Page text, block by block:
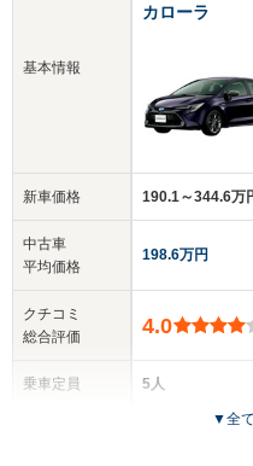
基本情報
新車価格
中古車
平均価格
クチコミ
総合評価
乗車定員
カローラ
190.1～344.6万
198.6万円
4.0
5人
▼全